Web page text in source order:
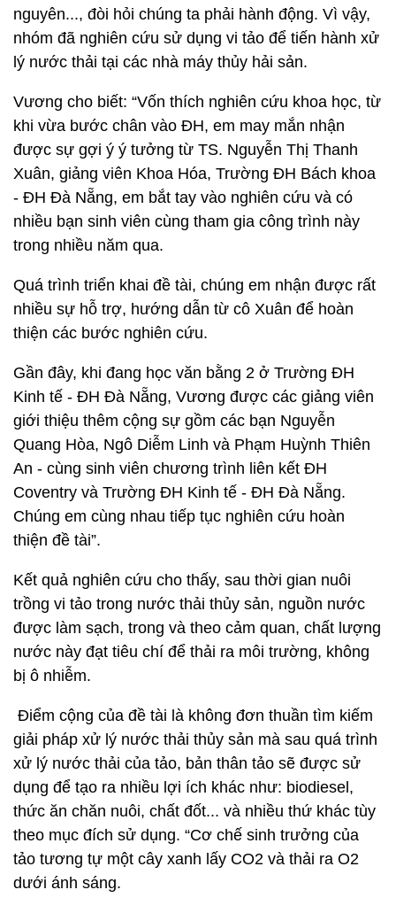
nguyên..., đòi hỏi chúng ta phải hành động. Vì vậy,
nhóm đã nghiên cứu sử dụng vi tảo để tiến hành xử
lý nước thải tại các nhà máy thủy hải sản.
Vương cho biết: “Vốn thích nghiên cứu khoa học, từ
khi vừa bước chân vào ĐH, em may mắn nhận
được sự gợi ý ý tưởng từ TS. Nguyễn Thị Thanh
Xuân, giảng viên Khoa Hóa, Trường ĐH Bách khoa
- ĐH Đà Nẵng, em bắt tay vào nghiên cứu và có
nhiều bạn sinh viên cùng tham gia công trình này
trong nhiều năm qua.
Quá trình triển khai đề tài, chúng em nhận được rất
nhiều sự hỗ trợ, hướng dẫn từ cô Xuân để hoàn
thiện các bước nghiên cứu.
Gần đây, khi đang học văn bằng 2 ở Trường ĐH
Kinh tế - ĐH Đà Nẵng, Vương được các giảng viên
giới thiệu thêm cộng sự gồm các bạn Nguyễn
Quang Hòa, Ngô Diễm Linh và Phạm Huỳnh Thiên
An - cùng sinh viên chương trình liên kết ĐH
Coventry và Trường ĐH Kinh tế - ĐH Đà Nẵng.
Chúng em cùng nhau tiếp tục nghiên cứu hoàn
thiện đề tài”.
Kết quả nghiên cứu cho thấy, sau thời gian nuôi
trồng vi tảo trong nước thải thủy sản, nguồn nước
được làm sạch, trong và theo cảm quan, chất lượng
nước này đạt tiêu chí để thải ra môi trường, không
bị ô nhiễm.
Điểm cộng của đề tài là không đơn thuần tìm kiếm
giải pháp xử lý nước thải thủy sản mà sau quá trình
xử lý nước thải của tảo, bản thân tảo sẽ được sử
dụng để tạo ra nhiều lợi ích khác như: biodiesel,
thức ăn chăn nuôi, chất đốt... và nhiều thứ khác tùy
theo mục đích sử dụng. “Cơ chế sinh trưởng của
tảo tương tự một cây xanh lấy CO2 và thải ra O2
dưới ánh sáng.